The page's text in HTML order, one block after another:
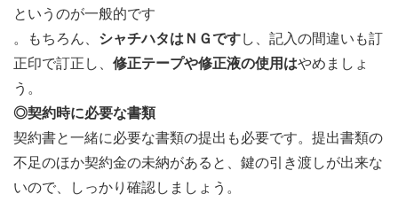
というのが一般的です
。もちろん、 シャチハタはＮＧですし、記入の間違いも訂
正印で訂正し、 修正テープや修正液の使用はやめましょ
う。
◎契約時に必要な書類
契約書と一緒に必要な書類の提出も必要です。提出書類の
不足のほか契約金の未納があると、鍵の引き渡しが出来な
いので、しっかり確認しましょう。